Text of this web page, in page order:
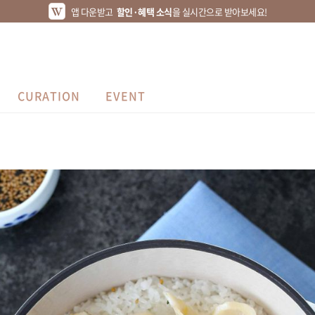
앱 다운받고 할인·혜택 소식을 실시간으로 받아보세요!
CURATION EVENT